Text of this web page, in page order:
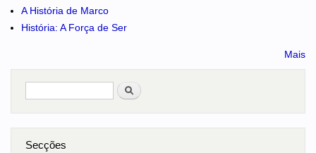
A História de Marco
História: A Força de Ser
Mais
Pesquisar
no portal
Secções